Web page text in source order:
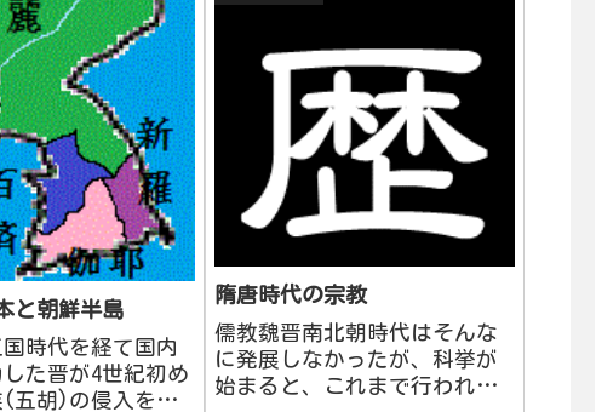
以降幾度となく高
軍を派遣した。
国はこの世界...
つ)を書き、宇宙論からの、
と朝鮮半島
時代を経て国内
た晋が4世紀初め
(五胡)の侵入を受
隋唐時代の宗教
儒教魏晋南北朝時代はそんな
に発展しなかったが、科挙が
始まると、これまで行われて